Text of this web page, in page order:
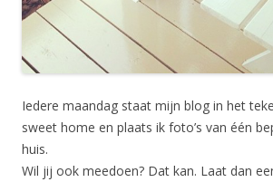
Iedere maandag staat mijn blog in het
sweet home en plaats ik foto’s van één
huis.
Wil jij ook meedoen? Dat kan. Laat dan